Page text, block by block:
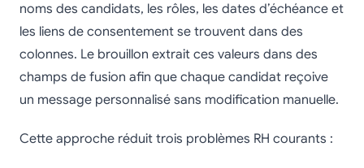
noms des candidats, les rôles, les dates d’échéance et
les liens de consentement se trouvent dans des
colonnes. Le brouillon extrait ces valeurs dans des
champs de fusion afin que chaque candidat reçoive
un message personnalisé sans modification manuelle.
Cette approche réduit trois problèmes RH courants :